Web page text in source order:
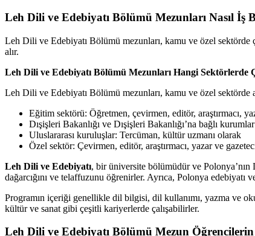
Leh Dili ve Edebiyatı Bölümü Mezunları Nasıl İş
Leh Dili ve Edebiyatı Bölümü mezunları, kamu ve özel sektörde
alır.
Leh Dili ve Edebiyatı Bölümü Mezunları Hangi Sektörlerde
Leh Dili ve Edebiyatı Bölümü mezunları, kamu ve özel sektörde
Eğitim sektörü: Öğretmen, çevirmen, editör, araştırmacı,
Dışişleri Bakanlığı ve Dışişleri Bakanlığı’na bağlı
Uluslararası kuruluşlar: Tercüman, kültür uzmanı olarak
Özel sektör: Çevirmen, editör, araştırmacı, yazar ve
Leh Dili ve Edebiyatı, bir üniversite bölümüdür ve
dağarcığını ve telaffuzunu öğrenirler. Ayrıca, Polonya
Programın içeriği genellikle dil bilgisi, dil kullanımı, yazma ve
kültür ve sanat gibi çeşitli kariyerlerde çalışabilirler.
Leh Dili ve Edebiyatı Bölümü Mezun